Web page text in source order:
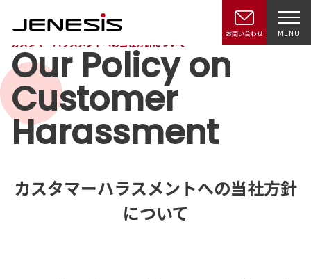
お問い合わせ MENU
カスタマーハラスメントへの当社方針について
Our Policy on
Customer
Harassment
カスタマーハラスメントへの当社方針
について